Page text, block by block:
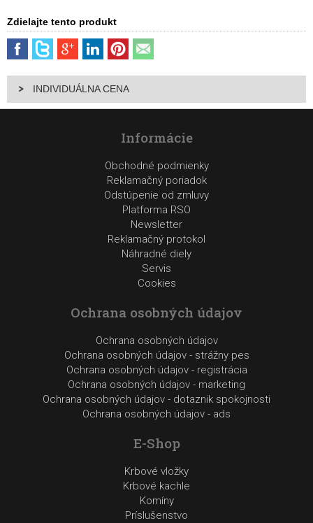
Zdielajte tento produkt
INDIVIDUÁLNA CENA
Informácie
Obchodné podmienky
Reklamačný poriadok
Odstúpenie od zmluvy
Platforma RSO
Newsletter
Reklamačný protokol
Náhradné diely
Servis
Cookies
Ochrana osobných údajov
Ochrana osobných údajov
Ochrana osobných údajov - strážny pes
Ochrana osobných údajov - registrácia
Ochrana osobných údajov - marketing
Ochrana osobných údajov - dotaznik spokojnosti
Ochrana osobných údajov - ads
E-Shop
Krbové vložky
Krbové kachle
Komíny
Príslušenstvo